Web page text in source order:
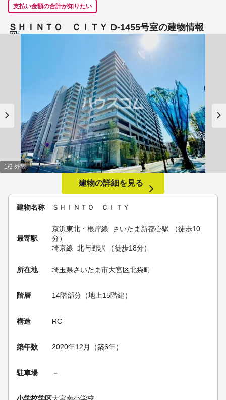
支払い金額の合計が知りたい
ＳＨＩＮＴＯ ＣＩＴＹ D-1455号室の建物情報
建物名称 ＳＨＩＮＴＯ ＣＩＴＹ
最寄駅
京浜東北・根岸線 さいたま新都心駅 （徒歩10
分）
埼京線 北与野駅 （徒歩18分）
所在地 埼玉県さいたま市大宮区北袋町
階層 14階部分（地上15階建）
構造 RC
築年数 2020年12月（築6年）
駐車場 －
1/9 外観
建物の詳細を見る